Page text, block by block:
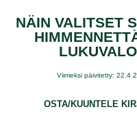
NÄIN VALITSET
Viimeksi päivitetty:
OSTA/KUUNTELE